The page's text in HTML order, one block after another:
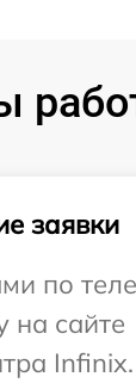
заявки
по
на сайте